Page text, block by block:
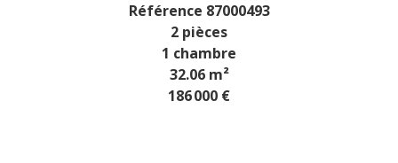
Référence 87000493
2 pièces
1 chambre
32.06m²
186 000 €